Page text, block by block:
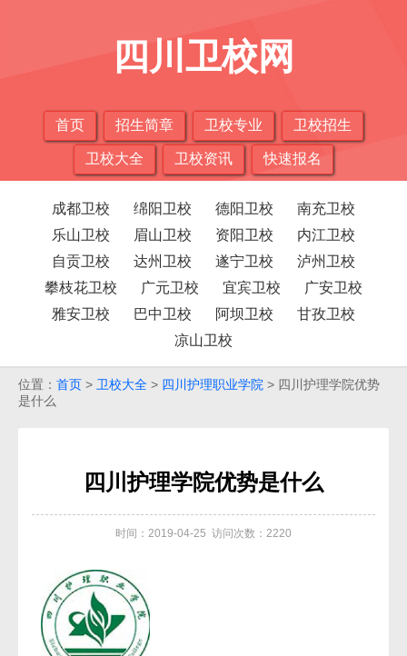
四川卫校网
首页 招生简章 卫校专业 卫校招生
卫校大全 卫校资讯 快速报名
成都卫校 绵阳卫校 德阳卫校
南充卫校
乐山卫校
眉山卫校 资阳卫校
内江卫校
自贡卫校
达州卫校 遂宁卫校
泸州卫校
攀枝花卫校
广元卫校 宜宾卫校
广安卫校
雅安卫校
巴中卫校 阿坝卫校
甘孜卫校
凉山卫校
位置： 首页 > 卫校大全 > 四川护理职业学院 > 四川护理学院优势
是什么
四川护理学院优势是什么
时间：2019-04-25 访问次数：2220